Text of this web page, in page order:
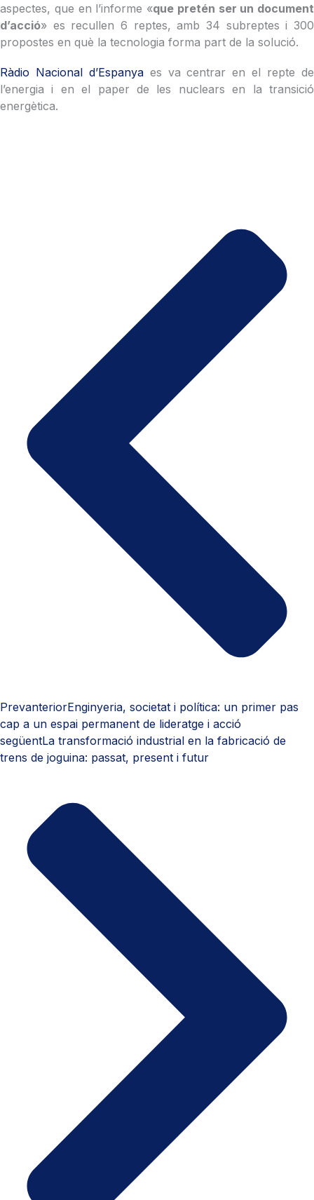
aspectes, que en l’informe «que pretén ser un document
d’acció» es recullen 6 reptes, amb 34 subreptes i 300
propostes en què la tecnologia forma part de la solució.
Ràdio Nacional d’Espanyaes va centrar en el repte de
l’energia i en el paper de les nuclears en la transició
energètica.
PrevanteriorEnginyeria, societat i política: un primer pas
cap a un espai permanent de lideratge i acció
següentLa transformació industrial en la fabricació de
trens de joguina: passat, present i futur